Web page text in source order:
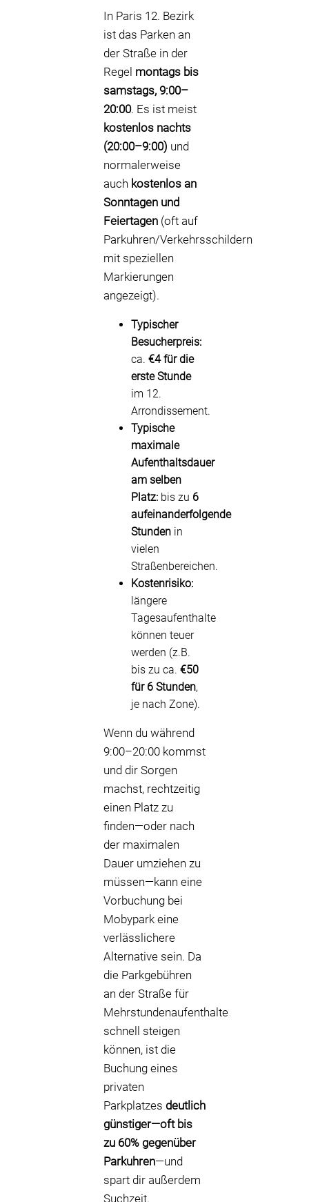
In Paris 12. Bezirk
ist das Parken an
der Straße in der
Regel montags bis
samstags, 9:00–
20:00. Es ist meist
kostenlos nachts
(20:00–9:00) und
normalerweise
auch kostenlos an
Sonntagen und
Feiertagen (oft auf
Parkuhren/Verkehrsschildern
mit speziellen
Markierungen
angezeigt).
Typischer
Besucherpreis:
ca. €4 für die
erste Stunde
im 12.
Arrondissement.
Typische
maximale
Aufenthaltsdauer
am selben
Platz: bis zu 6
aufeinanderfolgende
Stunden in
vielen
Straßenbereichen.
Kostenrisiko:
längere
Tagesaufenthalte
können teuer
werden (z.B.
bis zu ca. €50
für 6 Stunden,
je nach Zone).
Wenn du während
9:00–20:00 kommst
und dir Sorgen
machst, rechtzeitig
einen Platz zu
finden—oder nach
der maximalen
Dauer umziehen zu
müssen—kann eine
Vorbuchung bei
Mobypark eine
verlässlichere
Alternative sein. Da
die Parkgebühren
an der Straße für
Mehrstundenaufenthalte
schnell steigen
können, ist die
Buchung eines
privaten
Parkplatzes deutlich
günstiger—oft bis
zu 60% gegenüber
Parkuhren—und
spart dir außerdem
Suchzeit.